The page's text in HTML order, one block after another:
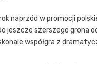
naprzód w promocji
jeszcze szerszego grona
współgra z